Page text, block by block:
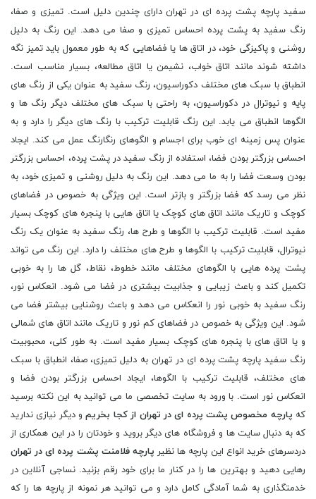
سفید پارچه پشت پرده ای در تهران دارای چندین دلیل است. تمیزی و صفا،
رنگ سفید به پشت پرده احساس تمیزی و صفا می دهد. این رنگ به دلیل
روشنی و پاکیزگی خود، در اتاق ها یا فضاهایی که به طور معمول باید تمیز نگه
داشته شوند مانند اتاق خواب، نشیمن یا اتاق مطالعه، بسیار مناسب است.
انطباق با سبک های مختلف دکوراسیون، رنگ سفید به عنوان یکی از رنگ های
پایه و نیوترال در دکوراسیون، به راحتی با سبک های مختلف دیگر رنگ ها و
الگوها انطباق می یابد. این رنگ قابلیت ترکیب با رنگ های دیگر را دارد و به
عنوان پس زمینه ای خوب برای اجسام و الگوهای رنگارنگ عمل می کند. ایجاد
احساس بزرگتر بودن فضا، استفاده از رنگ سفید در پشت پرده، احساس بزرگتر
بودن وسعت فضا را به ما می دهد. این رنگ به دلیل روشنی و تمیزی خود، به
نظر می رسد که فضا بزرگتر و بازتر است. این ویژگی به خصوص در فضاهای
کوچک و تاریک مانند اتاق های کوچک یا اتاق هایی با پنجره های کوچک بسیار
مفید است. قابلیت ترکیب با الگوها و طرح ها، رنگ سفید به عنوان یک رنگ
نیوترال، قابلیت ترکیب با الگوها و طرح های مختلف را دارد. این رنگ می تواند
پشت پرده هایی با الگوهای مختلف مانند خطوط، نقاط، گل ها را به خوبی
تکمیل کند و باعث زیبایی و جذابیت بیشتری در فضا می شود. انعکاس نور،
رنگ سفید به خوبی نور را انعکاس می دهد و باعث روشنایی بیشتر فضا می
شود. این ویژگی به خصوص در فضاهای کم نور و تاریک مانند اتاق های شمالی
و یا اتاق های با پنجره های کوچک بسیار مفید است. به طور کلی، محبوبیت
رنگ سفید پارچه پشت پرده ای در تهران به دلیل تمیزی، صفا، انطباق با سبک
های مختلف، قابلیت ترکیب با الگوها، ایجاد احساس بزرگتر بودن فضا و
انعکاس نور است. با ورود به سایت تخصصی ما می توانید به این نکته برسید
که پارچه مخصوص پشت پرده ای در تهران از کجا بخریمو دیگر نیازی ندارید
که به دنبال سایت ها و فروشگاه های دیگر بروید و خودتان را در این همکاری از
دردسرهای خرید انواع این پارچه ها نظیر پارچه فلامنت پشت پرده ای در تهران
رهایی دهید و بهترین ها را در کنار ما برای خود رقم بزنید. نساجی آنلاین در
خدمتگذاری به شما آمادگی کامل دارد و می توانید هر نمونه از پارچه ها را که